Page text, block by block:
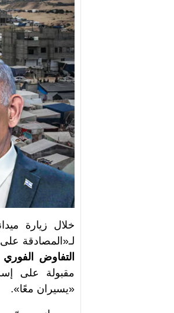
خلال زيارة
لـ«المصادقة
التفاوض الفوري
مقبولة على
«يسيران معًا».